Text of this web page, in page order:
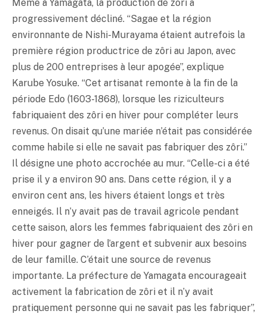
Même à Yamagata, la production de zôri a
progressivement décliné. “Sagae et la région
environnante de Nishi-Murayama étaient autrefois la
première région productrice de zôri au Japon, avec
plus de 200 entreprises à leur apogée”, explique
Karube Yosuke. “Cet artisanat remonte à la fin de la
période Edo (1603-1868), lorsque les riziculteurs
fabriquaient des zôri en hiver pour compléter leurs
revenus. On disait qu’une mariée n’était pas considérée
comme habile si elle ne savait pas fabriquer des zôri.”
Il désigne une photo accrochée au mur. “Celle-ci a été
prise il y a environ 90 ans. Dans cette région, il y a
environ cent ans, les hivers étaient longs et très
enneigés. Il n’y avait pas de travail agricole pendant
cette saison, alors les femmes fabriquaient des zôri en
hiver pour gagner de l’argent et subvenir aux besoins
de leur famille. C’était une source de revenus
importante. La préfecture de Yamagata encourageait
activement la fabrication de zôri et il n’y avait
pratiquement personne qui ne savait pas les fabriquer”,